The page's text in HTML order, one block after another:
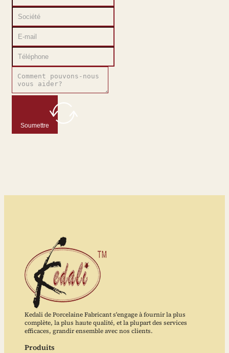
Soumettre
Kedali de Porcelaine Fabricant s'engage à fournir la plus
complète, la plus haute qualité, et la plupart des services
efficaces, grandir ensemble avec nos clients.
Produits